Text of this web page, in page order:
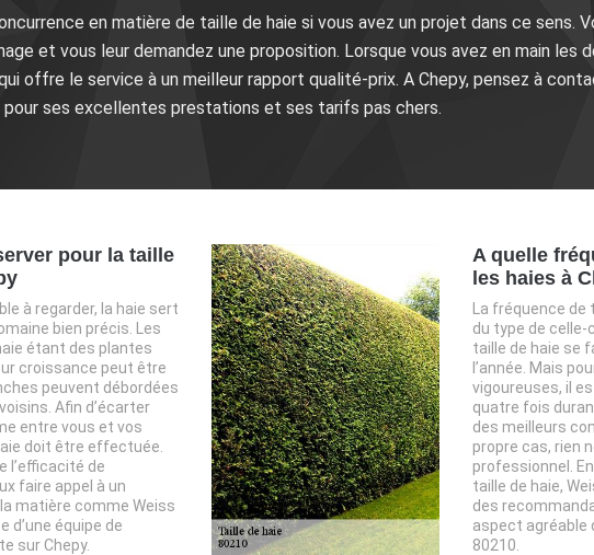
en matière de taille de haie si vous avez un projet dans ce sens.
et vous leur demandez une proposition. Lorsque vous avez en main les
offre le service à un meilleur rapport qualité-prix. A Chepy, pensez à
pour ses excellentes prestations et ses tarifs pas chers.
pour la taille
à regarder, la haie sert
bien précis. Les
étant des plantes
croissance peut être
peuvent débordées
Afin d’écarter
entre vous et vos
doit être effectuée.
l’efficacité de
faire appel à un
matière comme Weiss
d’une équipe de
sur Chepy.
A quelle
les haies à
La fréquence
du type de celle-
taille de haie se
l’année. Mais
vigoureuses, il
quatre fois
des meilleurs
propre cas, rien
professionnel.
taille de haie,
des
aspect agréable
80210.